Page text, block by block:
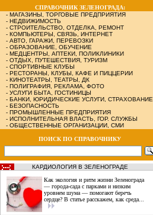
СПРАВОЧНИК ЗЕЛЕНОГРАДА:
- МАГАЗИНЫ, ТОРГОВЫЕ ПРЕДПРИЯТИЯ
- НЕДВИЖИМОСТЬ
- СТРОИТЕЛЬСТВО, ОТДЕЛКА, РЕМОНТ
- КОМПЬЮТЕРЫ, СВЯЗЬ, ИНТЕРНЕТ
- АВТО, ГАРАЖИ, ПЕРЕВОЗКИ
- ОБРАЗОВАНИЕ, ОБУЧЕНИЕ
- МЕДЦЕНТРЫ, АПТЕКИ, ПОЛИКЛИНИКИ
- ОТДЫХ, ПУТЕШЕСТВИЯ, ТУРИЗМ
- СПОРТИВНЫЕ КЛУБЫ
- РЕСТОРАНЫ, КЛУБЫ, КАФЕ И ПИЦЦЕРИИ
- КИНОТЕАТРЫ, ТЕАТРЫ, ДК
- ПОЛИГРАФИЯ, РЕКЛАМА, ФОТО
- УСЛУГИ БЫТА, ГОСТИНИЦЫ
- БАНКИ, ЮРИДИЧЕСКИЕ УСЛУГИ, СТРАХОВАНИЕ
- БЕЗОПАСНОСТЬ
- ПРОМЫШЛЕННЫЕ ПРЕДПРИЯТИЯ
- ИСПОЛНИТЕЛЬНАЯ ВЛАСТЬ, ГОР. СЛУЖБЫ
- ОБЩЕСТВЕННЫЕ ОРГАНИЗАЦИИ, СМИ
ПОИСК ПО СПРАВОЧНИКУ
КАРДИОЛОГИЯ В ЗЕЛЕНОГРАДЕ
Как экология и ритм жизни Зеленограда
— города‑сада с парками и низким
уровнем шума — помогают беречь
сердце? В статье расскажем, как среда...